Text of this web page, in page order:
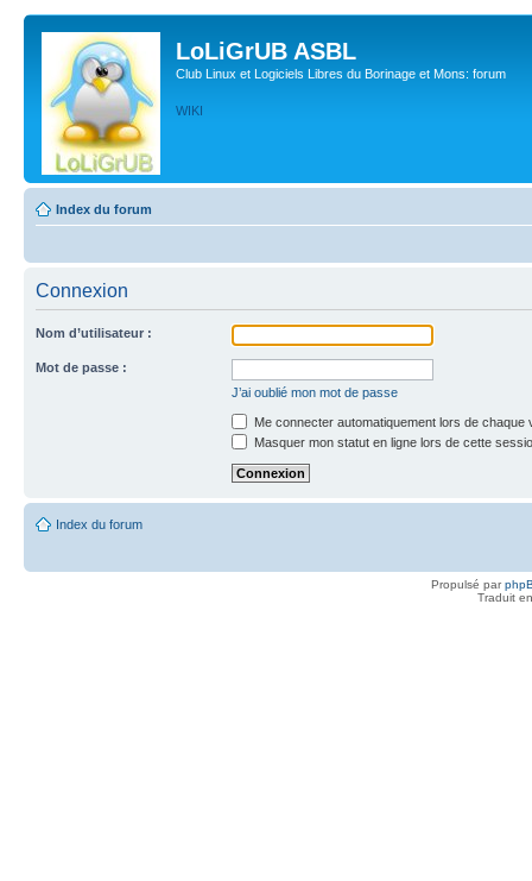
LoLiGrUB ASBL
Club Linux et Logiciels Libres du Borinage et Mons: forum
WIKI
Index du forum
Connexion
Nom d’utilisateur :
Mot de passe :
J’ai oublié mon mot de passe
Me connecter automatiquement lors de chaque
Masquer mon statut en ligne lors de cette
Index du forum
Propulsé par
Traduit